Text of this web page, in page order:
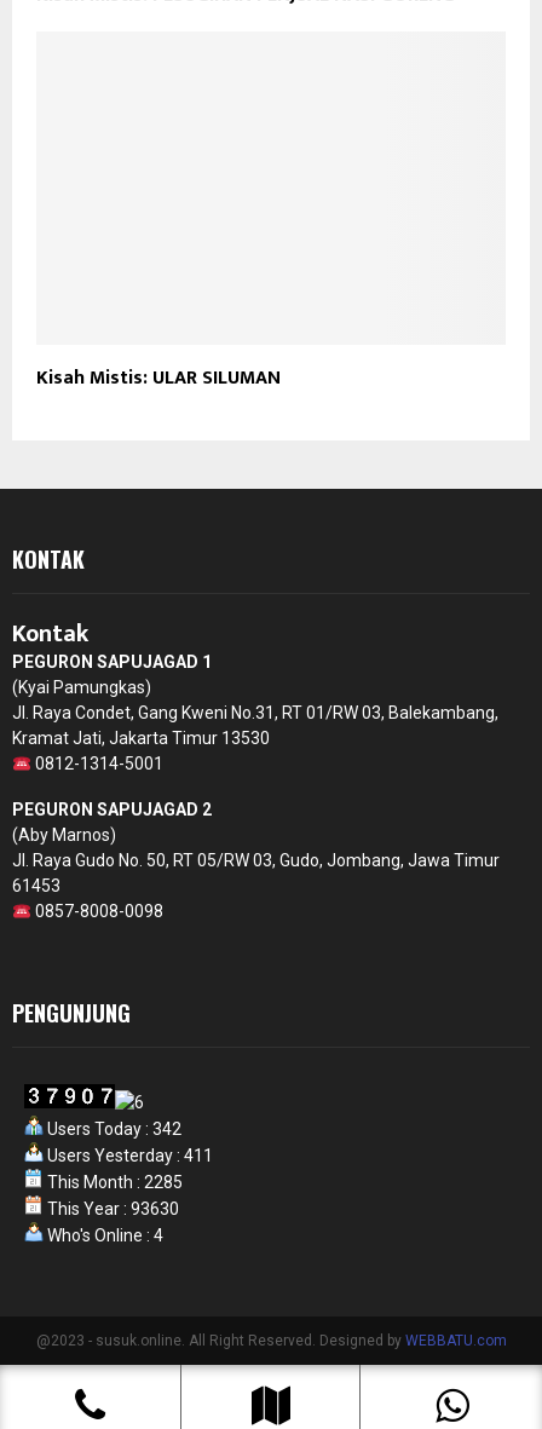
Kisah Mistis: ULAR SILUMAN
KONTAK
Kontak
PEGURON SAPUJAGAD 1
(Kyai Pamungkas)
Jl. Raya Condet, Gang Kweni No.31, RT 01/RW 03, Balekambang,
Kramat Jati, Jakarta Timur 13530
0812-1314-5001
PEGURON SAPUJAGAD 2
(Aby Marnos)
Jl. Raya Gudo No. 50, RT 05/RW 03, Gudo, Jombang, Jawa Timur
61453
0857-8008-0098
PENGUNJUNG
Users Today : 342
Users Yesterday : 411
This Month : 2285
This Year : 93630
Who's Online : 4
@2023 - susuk.online. All Right Reserved. Designed by WEBBATU.com